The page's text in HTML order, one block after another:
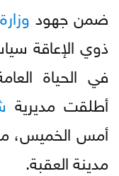
ضمن جهود وزارة
ذوي الإعاقة
في الحياة
أطلقت مديرية
أمس الخميس،
مدينة العقبة.